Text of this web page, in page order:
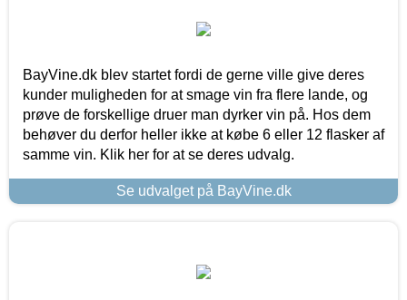
BayVine.dk blev startet fordi de gerne ville give deres
kunder muligheden for at smage vin fra flere lande, og
prøve de forskellige druer man dyrker vin på. Hos dem
behøver du derfor heller ikke at købe 6 eller 12 flasker af
samme vin. Klik her for at se deres udvalg.
Se udvalget på BayVine.dk